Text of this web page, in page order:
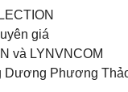
giá
và LYNVNCOM
Phương